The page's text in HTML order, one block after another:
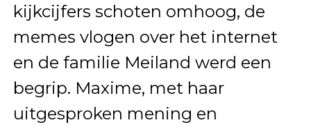
kijkcijfers schoten omhoog, de
memes vlogen over het internet
en de familie Meiland werd een
begrip. Maxime, met haar
uitgesproken mening en